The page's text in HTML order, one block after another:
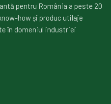
pentru România a peste 20
how și produc utilaje
în domeniul industriei